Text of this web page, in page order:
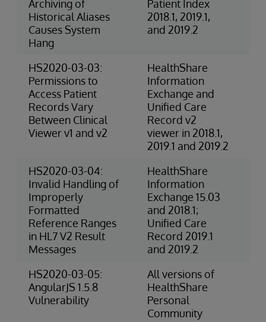
Archiving of
Historical Aliases
Causes System
Hang
Patient Index
2018.1, 2019.1,
and 2019.2
HS2020-03-03:
Permissions to
Access Patient
Records Vary
Between Clinical
Viewer v1 and v2
HealthShare
Information
Exchange and
Unified Care
Record v2
viewer in 2018.1,
2019.1 and 2019.2
HS2020-03-04:
Invalid Handling of
Improperly
Formatted
Reference Ranges
in HL7 V2 Result
Messages
HealthShare
Information
Exchange 15.03
and 2018.1;
Unified Care
Record 2019.1
and 2019.2
HS2020-03-05:
AngularJS 1.5.8
Vulnerability
All versions of
HealthShare
Personal
Community